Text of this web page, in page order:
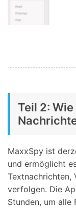
Teil 2:
MaxxSpy ist
und ermöglicht
Textnachrichten,
verfolgen. Die
Stunden, um alle